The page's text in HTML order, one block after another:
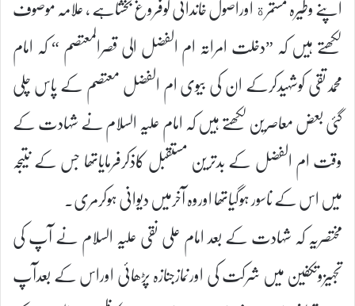
لکھتے ہیں کہ ”دخلت امراتہ ام الفضل الی قصرالمعتصم “ کہ امام
محمدتقی کوشہیدکرکے ان کی بیوی ام الفضل معتصم کے پاس چلی
گئی بعض معاصرین لکھتے ہیں کہ امام علیہ السلام نے شہادت کے
وقت ام الفضل کے بدترین مستقبل کاذکرفرمایاتھا جس کے نتیجہ
میں اس کے ناسور ہوگیاتھا اوروہ آخرمیں دیوانی ہوکرمری۔
مختصریہ کہ شہادت کے بعد امام علی نقی علیہ السلام نے آپ کی
تجہیزوتکفین میں شرکت کی اورنمازجنازہ پڑھائی اوراس کے بعدآپ